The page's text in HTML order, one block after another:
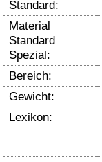
Standard:
Material
Standard
Spezial:
Bereich:
Gewicht:
Lexikon: